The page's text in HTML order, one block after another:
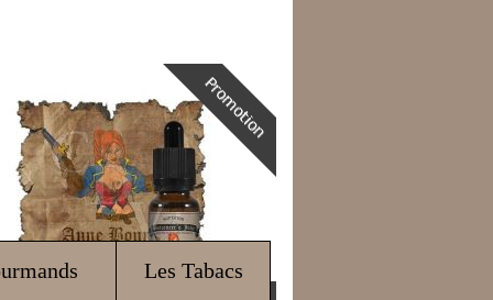
Les Tabacs
ANNE BONNY DE BUCCANEER'S JUICE...